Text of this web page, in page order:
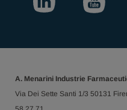
A. Menarini Industrie
Via Dei Sette Santi 1/3 50131